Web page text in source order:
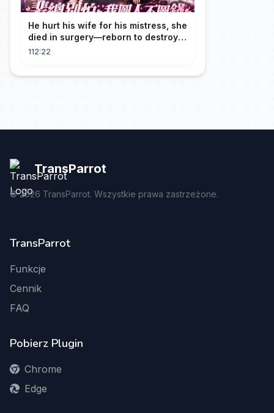
He hurt his wife for his mistress, she
died in surgery—reborn to destroy
him!
112:22
TransParrot
©2026 TransParrot. Wszystkie prawa zastrzeżone.
TransParrot
Funkcje
Cennik
FAQ
Pobierz Plugin
Chrome
Edge